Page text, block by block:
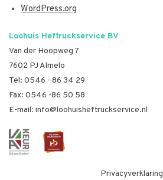
WordPress.org
Loohuis Heftruckservice BV
Van der Hoopweg 7
7602 PJ Almelo
Tel: 0546 - 86 34 29
Fax: 0546 -86 50 58
E-mail: info@loohuisheftruckservice.nl
Privacyverklaring